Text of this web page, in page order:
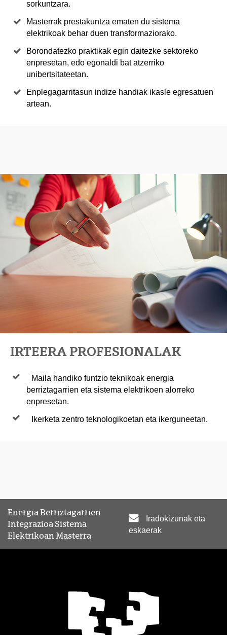
sorkuntzara.
Masterrak prestakuntza ematen du sistema
elektrikoak behar duen transformaziorako.
Borondatezko praktikak egin daitezke sektoreko
enpresetan, edo egonaldi bat atzerriko
unibertsitateetan.
Enplegagarritasun indize handiak ikasle egresatuen
artean.
IRTEERA PROFESIONALAK
Maila handiko funtzio teknikoak energia
berriztagarrien eta sistema elektrikoen alorreko
enpresetan.
Ikerketa zentro teknologikoetan eta ikerguneetan.
Energia Berriztagarrien
Integrazioa Sistema
Elektrikoan Masterra
Iradokizunak eta
eskaerak